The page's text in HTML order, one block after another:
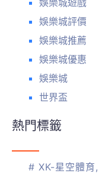
娛樂城評價
娛樂城推薦
娛樂城優惠
娛樂城
世界盃
熱門標籤
# XK-星空體育,